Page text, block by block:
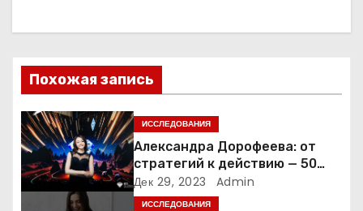
и
я
п
о
Похожая запись
ИССЛЕДОВАНИЯ
Александра Дорофеева: от
стратегий к действию — 50
точек роста онлайн-школы
Дек 29, 2023 Admin
ИССЛЕДОВАНИЯ